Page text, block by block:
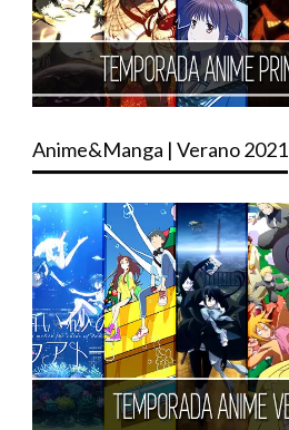
Anime&Manga | Verano 2021